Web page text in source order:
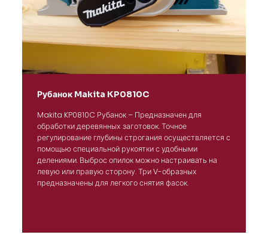
Рубанок Makita KP0810C
Makita KP0810C Рубанок – Предназначен для
обработки деревянных заготовок. Точное
регулирование глубины строгания осуществляется с
помощью специальной рукоятки с удобными
делениями. Выброс опилок можно настраивать на
левую или правую сторону. Три V-образных
предназначены для легкого снятия фасок.